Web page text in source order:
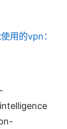
用的vpn：